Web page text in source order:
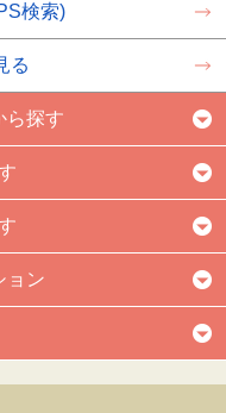
検索)
る
ら探す
ョン